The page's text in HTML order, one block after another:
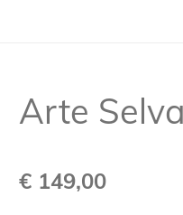
Arte
€ 149,00